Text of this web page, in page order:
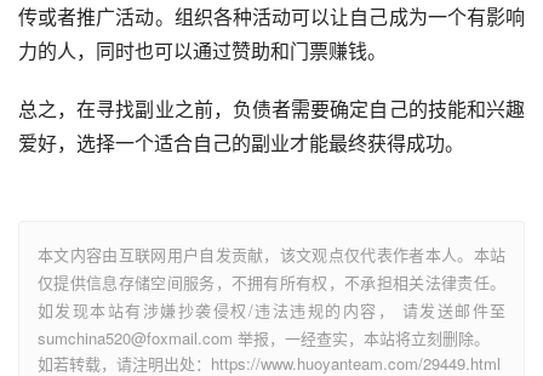
传或者推广活动。组织各种活动可以让自己成为一个有影响
力的人，同时也可以通过赞助和门票赚钱。
总之，在寻找副业之前，负债者需要确定自己的技能和兴趣
爱好，选择一个适合自己的副业才能最终获得成功。
本文内容由互联网用户自发贡献，该文观点仅代表作者本人。本站
仅提供信息存储空间服务，不拥有所有权，不承担相关法律责任。
如发现本站有涉嫌抄袭侵权/违法违规的内容， 请发送邮件至
sumchina520@foxmail.com 举报，一经查实，本站将立刻删除。
如若转载，请注明出处：https://www.huoyanteam.com/29449.html